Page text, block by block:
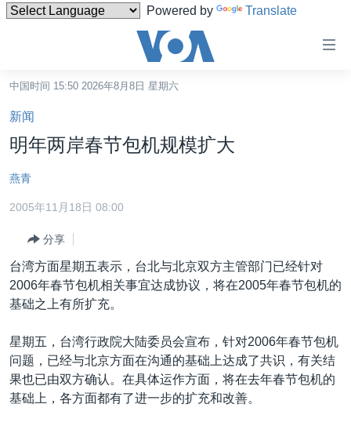
Powered by Translate
碍
链
接
跳
转
内
转
到
导
跳
转
到
检
台湾
港澳
国际
最新国际新闻
印太
欧洲
非洲
分类新闻
经济·金融·贸易
科教·文娱·体健
军事
美中关系
白宫要闻
国会报道
VOA视频
VOA今日焦点
中国时间 15:50 2026年8月8日 星期六
新闻
明年两岸春节包机规模扩大
燕青
2005年11月18日 08:00
分享
台湾方面星期五表示，台北与北京双方主管部门已经针对
2006年春节包机相关事宜达成协议，将在2005年春节包机的
基础之上有所扩充。
星期五，台湾行政院大陆委员会宣布，针对2006年春节包机
问题，已经与北京方面在沟通的基础上达成了共识，有关结
果也已由双方确认。在具体运作方面，将在去年春节包机的
基础上，各方面都有了进一步的扩充和改善。